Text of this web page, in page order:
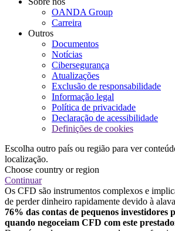
OANDA Group
Carreira
Outros
Documentos
Notícias
Cibersegurança
Atualizações
Exclusão de responsabilidade
Informação legal
Política de privacidade
Declaração de acessibilidade
Definições de cookies
Escolha outro país ou região para ver
localização.
Choose country or region
Continuar
Os CFD são instrumentos complexos e
de perder dinheiro rapidamente devido à
76% das contas de pequenos investidores
quando negoceiam CFD com este